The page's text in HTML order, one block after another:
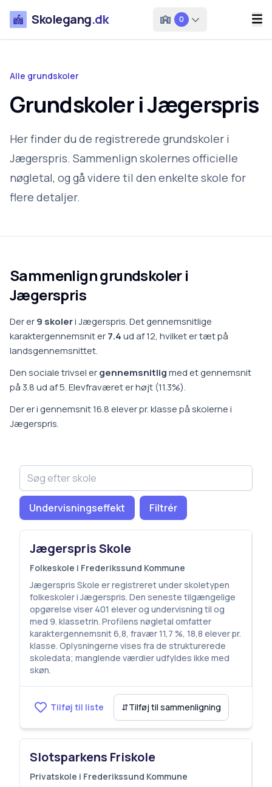
Skolegang.dk 0
Alle grundskoler
Grundskoler i Jægerspris
Her finder du de registrerede grundskoler i
Jægerspris. Sammenlign skolernes officielle
nøgletal, og gå videre til den enkelte skole for
flere detaljer.
Sammenlign grundskoler i
Jægerspris
Der er9 skoleriJægerspris.Det gennemsnitlige
karaktergennemsnit er7.4ud af 12, hvilket ertæt på
landsgennemsnittet.
Den sociale trivsel ergennemsnitligmed et gennemsnit
på 3.8ud af 5.Elevfraværet erhøjt (11.3%).
Der er i gennemsnit16.8elever pr. klasse påskolerne i
Jægerspris.
Undervisningseffekt Filtrér
Jægerspris Skole
Folkeskole i Frederikssund Kommune
Jægerspris Skole er registreret under skoletypen
folkeskoler i Jægerspris. Den seneste tilgængelige
opgørelse viser 401 elever og undervisning til og
med 9. klassetrin. Profilens nøgletal omfatter
karaktergennemsnit 6,8, fravær 11,7 %, 18,8 elever pr.
klasse. Oplysningerne vises fra de strukturerede
skoledata; manglende værdier udfyldes ikke med
skøn.
Tilføj til liste ⇵Tilføj til sammenligning
Slotsparkens Friskole
Privatskole i Frederikssund Kommune